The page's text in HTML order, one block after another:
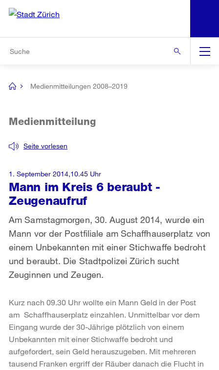
Navigation
[no
Medienmitteilungen 2008–2019
Mann im Kreis 6 beraubt -
Zeugenaufruf
Seite vorlesen
Medienmitteilung
Am Samstagmorgen, 30. August 2014, wurde ein
Mann vor der Postfiliale am Schaffhauserplatz von
einem Unbekannten mit einer Stichwaffe bedroht
und beraubt. Die Stadtpolizei Zürich sucht
Zeuginnen und Zeugen.
1. September 2014,10.45 Uhr
Kurz nach 09.30 Uhr wollte ein Mann Geld in der Post
am Schaffhauserplatz einzahlen. Unmittelbar vor dem
Eingang wurde der 30-Jährige plötzlich von einem
Unbekannten mit einer Stichwaffe bedroht und
aufgefordert, sein Geld herauszugeben. Mit mehreren
tausend Franken ergriff der Räuber danach die Flucht in